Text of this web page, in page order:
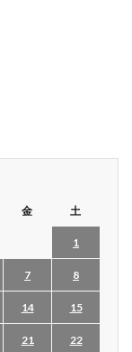
金 土
1
7 8
14 15
21 22